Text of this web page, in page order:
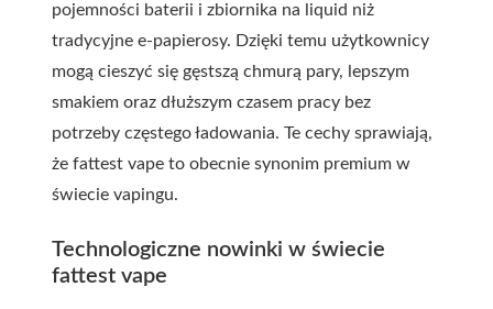
pojemności baterii i zbiornika na liquid niż
tradycyjne e-papierosy. Dzięki temu użytkownicy
mogą cieszyć się gęstszą chmurą pary, lepszym
smakiem oraz dłuższym czasem pracy bez
potrzeby częstego ładowania. Te cechy sprawiają,
że fattest vape to obecnie synonim premium w
świecie vapingu.
Technologiczne nowinki w świecie
fattest vape